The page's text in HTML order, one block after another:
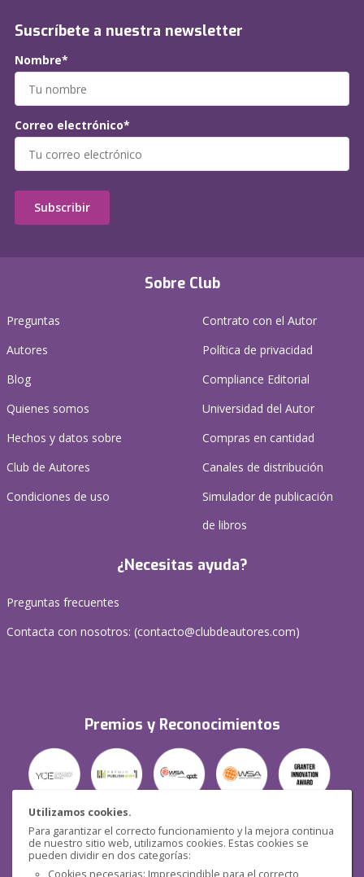
Utilizamos cookies.
Para garantizar el correcto funcionamiento y la mejora continua
de nuestro sitio web, utilizamos cookies. Estas cookies se
pueden dividir en dos categorías:
Cookies necesarias: Imprescindible para el correcto
Sobre Club
Preguntas
Autores
Blog
Quienes somos
Hechos y datos sobre
Club de Autores
Condiciones de uso
Contrato con el Autor
Política de privacidad
Compliance Editorial
Universidad del Autor
Compras en cantidad
Canales de distribución
Simulador de publicación
de libros
¿Necesitas ayuda?
Preguntas frecuentes
Contacta con nosotros: (contacto@clubdeautores.com)
Premios y Reconocimientos
Seguridad
Suscríbete a nuestra newsletter
Nombre*
Correo electrónico*
Subscribir